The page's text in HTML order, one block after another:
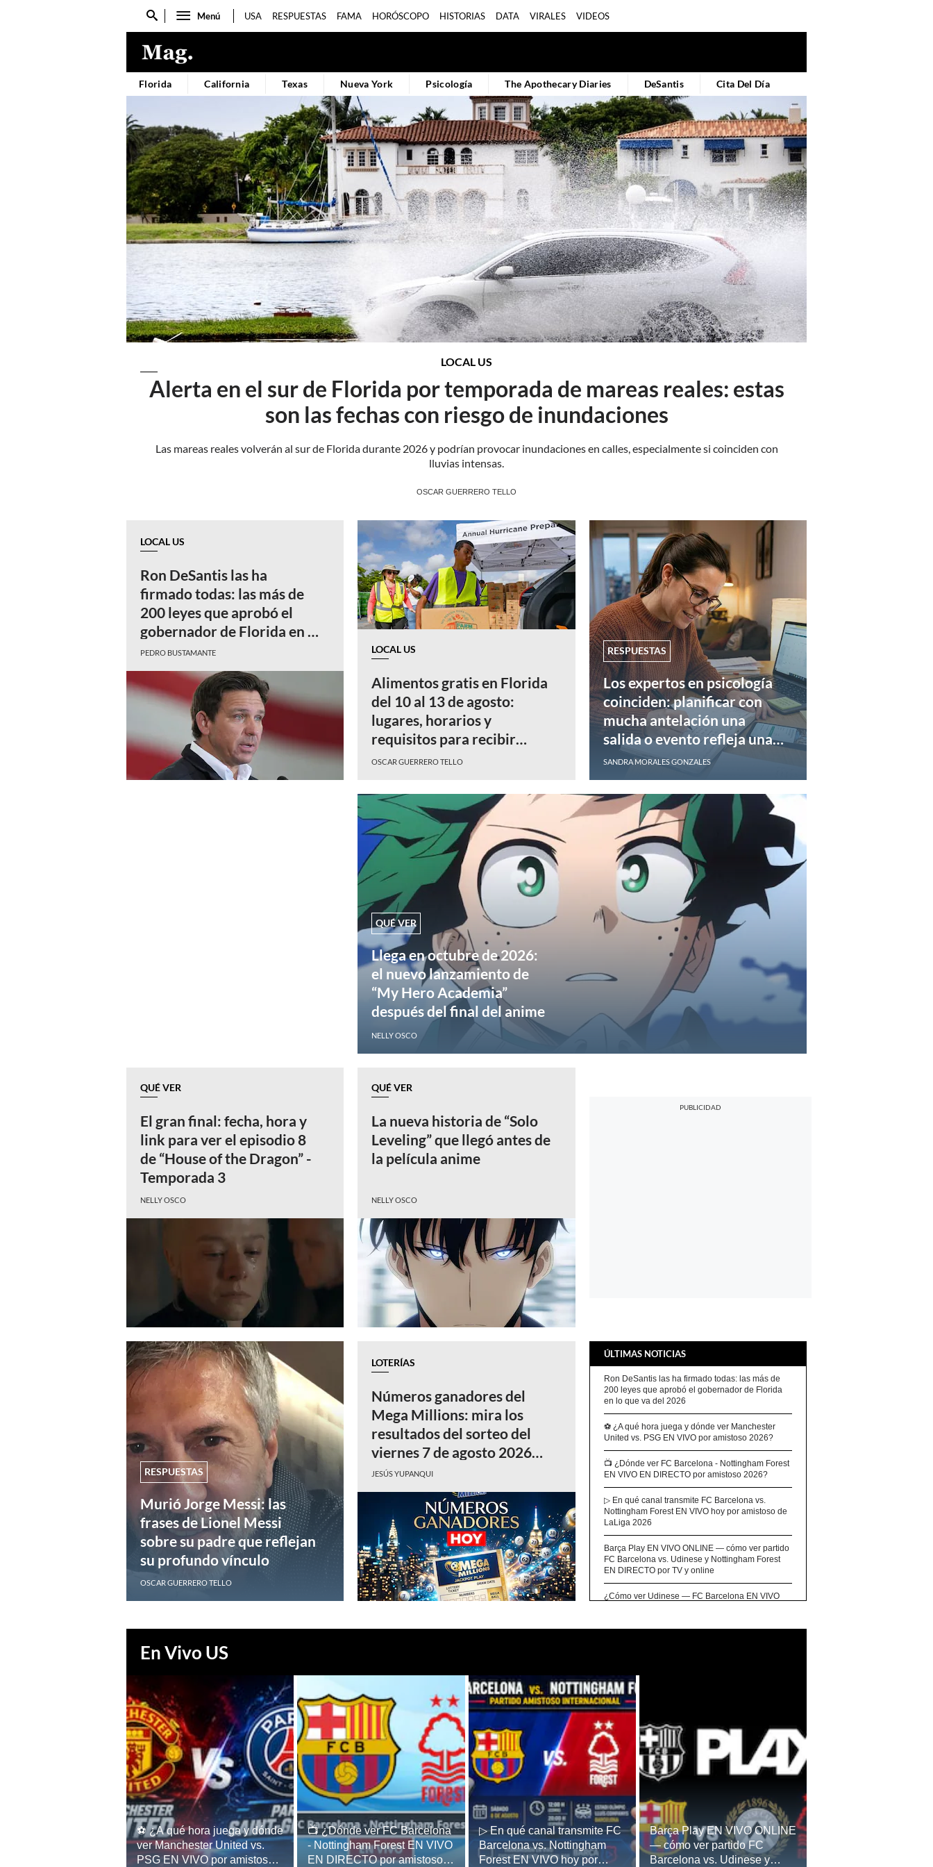
Cuadro
Menú USA RESPUESTAS FAMA HORÓSCOPO HISTORIAS DATA VIRALES VIDEOS
Florida California Texas Nueva York Psicología The Apothecary Diaries DeSantis Cita Del Día
LOCAL US
Alerta en el sur de Florida por temporada de mareas reales: estas
son las fechas con riesgo de inundaciones
Las mareas reales volverán al sur de Florida durante 2026 y podrían provocar inundaciones en calles, especialmente si coinciden con
lluvias intensas.
OSCAR GUERRERO TELLO
LOCAL US
Ron DeSantis las ha
firmado todas: las más de
200 leyes que aprobó el
gobernador de Florida en lo
que va del 2026
PEDRO BUSTAMANTE LOCAL US
Alimentos gratis en Florida
del 10 al 13 de agosto:
lugares, horarios y
requisitos para recibir
ayuda
OSCAR GUERRERO TELLO
RESPUESTAS
Los expertos en psicología
coinciden: planificar con
mucha antelación una
salida o evento refleja una
necesidad de control y
mitigar la ansiedad
SANDRA MORALES GONZALES
QUÉ VER
Llega en octubre de 2026:
el nuevo lanzamiento de
“My Hero Academia”
después del final del anime
NELLY OSCO
QUÉ VER
El gran final: fecha, hora y
link para ver el episodio 8
de “House of the Dragon” -
Temporada 3
NELLY OSCO
QUÉ VER
La nueva historia de “Solo
Leveling” que llegó antes de
la película anime
NELLY OSCO
RESPUESTAS
Murió Jorge Messi: las
frases de Lionel Messi
sobre su padre que reflejan
su profundo vínculo
OSCAR GUERRERO TELLO
LOTERÍAS
Números ganadores del
Mega Millions: mira los
resultados del sorteo del
viernes 7 de agosto 2026
con premio mayor de $70
millones
JESÚS YUPANQUI
ÚLTIMAS NOTICIAS
Ron DeSantis las ha firmado todas: las más de
200 leyes que aprobó el gobernador de Florida
en lo que va del 2026
⚽ ¿A qué hora juega y dónde ver Manchester
United vs. PSG EN VIVO por amistoso 2026?
📺​ ¿Dónde ver FC Barcelona - Nottingham Forest
EN VIVO EN DIRECTO por amistoso 2026?
▷ En qué canal transmite FC Barcelona vs.
Nottingham Forest EN VIVO hoy por amistoso de
LaLiga 2026
Barça Play EN VIVO ONLINE — cómo ver partido
FC Barcelona vs. Udinese y Nottingham Forest
EN DIRECTO por TV y online
¿Cómo ver Udinese — FC Barcelona EN VIVO
Llega en octubre de 2026: el nuevo lanzamiento
de “My Hero Academia” después del final del
anime
⚪​ Real Madrid TV (RM Play) EN VIVO GRATIS —
cómo ver partido Real Madrid vs. Ferencváros por
Fútbol TV y Online
💥​ DIRECTV EN VIVO — cómo ver partido Real
Madrid vs. Ferencváros por TV y Online
⚽​ ¿A qué hora juega y en qué canal transmiten
Real Madrid vs. Ferencváros EN VIVO por
amistoso de LaLiga 2026 en España, EE.UU. y
México?
En Vivo US
⚽ ¿A qué hora juega y dónde
ver Manchester United vs.
PSG EN VIVO por amistoso
📺​ ¿Dónde ver FC Barcelona
- Nottingham Forest EN VIVO
EN DIRECTO por amistoso
▷ En qué canal transmite FC
Barcelona vs. Nottingham
Forest EN VIVO hoy por
Barça Play EN VIVO ONLINE
— cómo ver partido FC
Barcelona vs. Udinese y